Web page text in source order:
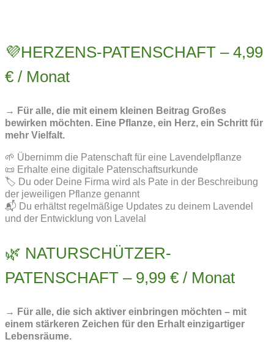
💜HERZENS-PATENSCHAFT – 4,99
€ / Monat
→ Für alle, die mit einem kleinen Beitrag Großes
bewirken möchten. Eine Pflanze, ein Herz, ein Schritt für
mehr Vielfalt.
🌱 Übernimm die Patenschaft für eine Lavendelpflanze
📜 Erhalte eine digitale Patenschaftsurkunde
🏷️ Du oder Deine Firma wird als Pate in der Beschreibung
der jeweiligen Pflanze genannt
📬 Du erhältst regelmäßige Updates zu deinem Lavendel
und der Entwicklung von Lavelal
🌿 NATURSCHÜTZER-
PATENSCHAFT – 9,99 € / Monat
→ Für alle, die sich aktiver einbringen möchten – mit
einem stärkeren Zeichen für den Erhalt einzigartiger
Lebensräume.